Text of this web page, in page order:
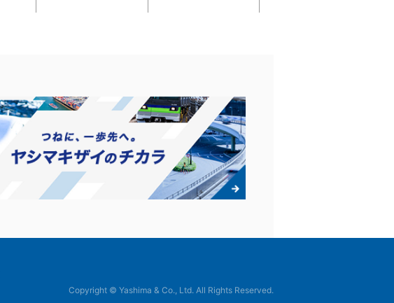
Copyright © Yashima & Co., Ltd. All Rights Reserved.